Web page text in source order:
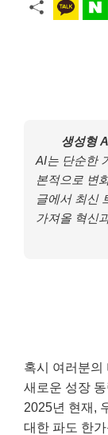
생성형
AI는 단순한
본적으로 변
글에서 최신
가져올 혁신
혹시 여러분의
새로운 성장
2025년 현재,
대한 파도 한